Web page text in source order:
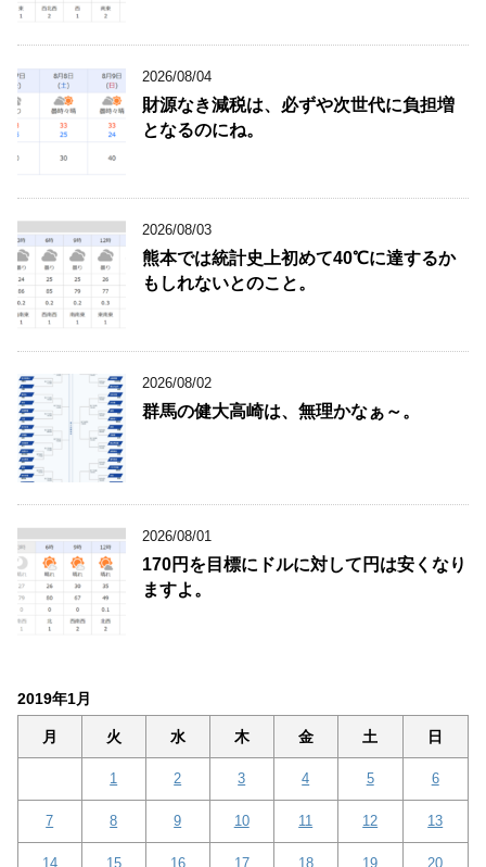
2026/08/04
財源なき減税は、必ずや次世代に負担増
となるのにね。
2026/08/03
熊本では統計史上初めて40℃に達するか
もしれないとのこと。
2026/08/02
群馬の健大高崎は、無理かなぁ～。
2026/08/01
170円を目標にドルに対して円は安くなり
ますよ。
2019年1月
月 火 水 木 金 土 日
1 2 3 4 5 6
7 8 9 10 11 12 13
14 15 16 17 18 19 20